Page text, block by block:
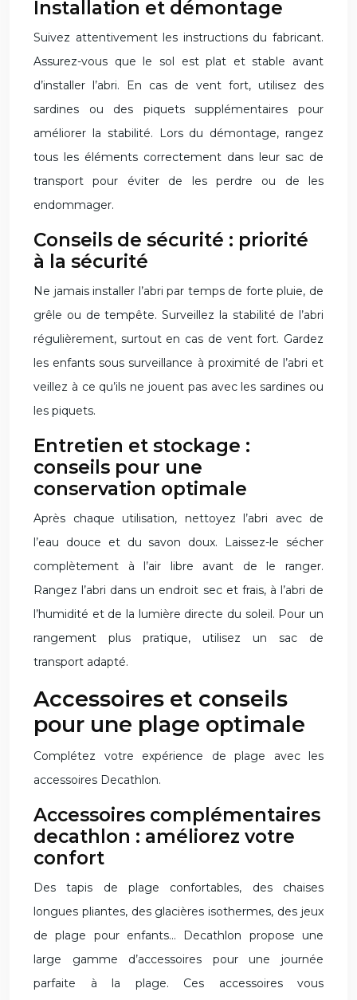
Installation et démontage
Suivez attentivement les instructions du fabricant.
Assurez-vous que le sol est plat et stable avant
d’installer l’abri. En cas de vent fort, utilisez des
sardines ou des piquets supplémentaires pour
améliorer la stabilité. Lors du démontage, rangez
tous les éléments correctement dans leur sac de
transport pour éviter de les perdre ou de les
endommager.
Conseils de sécurité : priorité
à la sécurité
Ne jamais installer l’abri par temps de forte pluie, de
grêle ou de tempête. Surveillez la stabilité de l’abri
régulièrement, surtout en cas de vent fort. Gardez
les enfants sous surveillance à proximité de l’abri et
veillez à ce qu’ils ne jouent pas avec les sardines ou
les piquets.
Entretien et stockage :
conseils pour une
conservation optimale
Après chaque utilisation, nettoyez l’abri avec de
l’eau douce et du savon doux. Laissez-le sécher
complètement à l’air libre avant de le ranger.
Rangez l’abri dans un endroit sec et frais, à l’abri de
l’humidité et de la lumière directe du soleil. Pour un
rangement plus pratique, utilisez un sac de
transport adapté.
Accessoires et conseils
pour une plage optimale
Complétez votre expérience de plage avec les
accessoires Decathlon.
Accessoires complémentaires
decathlon : améliorez votre
confort
Des tapis de plage confortables, des chaises
longues pliantes, des glacières isothermes, des jeux
de plage pour enfants… Decathlon propose une
large gamme d’accessoires pour une journée
parfaite à la plage. Ces accessoires vous